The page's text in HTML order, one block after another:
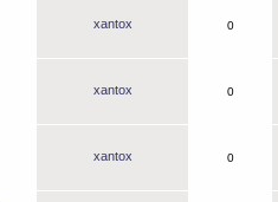
xantox 0
xantox 0
xantox 0